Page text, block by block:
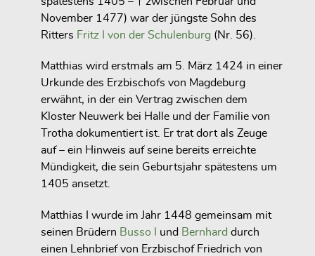
November 1477) war der jüngste Sohn des
Ritters Fritz I von der Schulenburg (Nr. 56).
Matthias wird erstmals am 5. März 1424 in einer
Urkunde des Erzbischofs von Magdeburg
erwähnt, in der ein Vertrag zwischen dem
Kloster Neuwerk bei Halle und der Familie von
Trotha dokumentiert ist. Er trat dort als Zeuge
auf – ein Hinweis auf seine bereits erreichte
Mündigkeit, die sein Geburtsjahr spätestens um
1405 ansetzt.
Matthias I wurde im Jahr 1448 gemeinsam mit
seinen Brüdern Busso I und Bernhard durch
einen Lehnbrief von Erzbischof Friedrich von